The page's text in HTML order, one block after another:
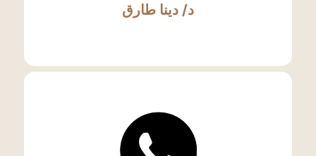
د/ دينا طارق